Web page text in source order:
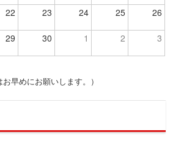
22 23 24 25 26
29 30 1 2 3
早めにお願いします。）